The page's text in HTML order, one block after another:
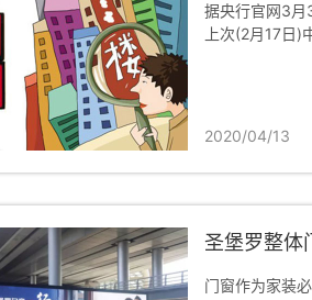
据央行官网3月
上次(2月17日
2020/04/13
圣堡罗整体
门窗作为家装